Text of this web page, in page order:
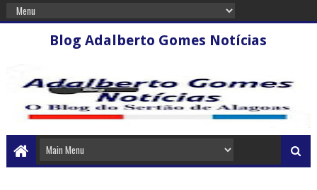
Blog Adalberto Gomes Notícias